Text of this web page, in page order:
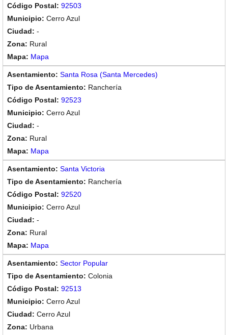
92503
Cerro Azul
-
Rural
Mapa
Santa Rosa (Santa Mercedes)
Ranchería
92523
Cerro Azul
-
Rural
Mapa
Santa Victoria
Ranchería
92520
Cerro Azul
-
Rural
Mapa
Sector Popular
Colonia
92513
Cerro Azul
Cerro Azul
Urbana